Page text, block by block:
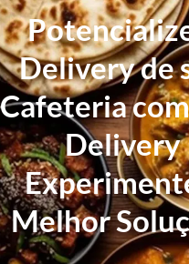
Delivery de
Cafeteria
Delivery
Melhor